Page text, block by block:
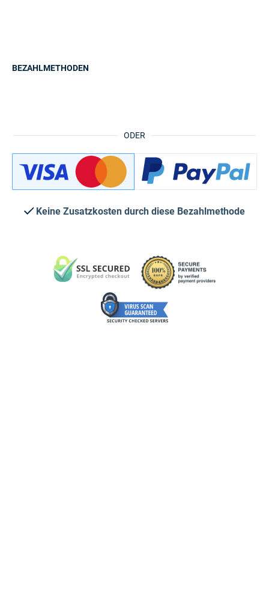
ODER
BEZAHLMETHODEN
Keine Zusatzkosten durch diese Bezahlmethode